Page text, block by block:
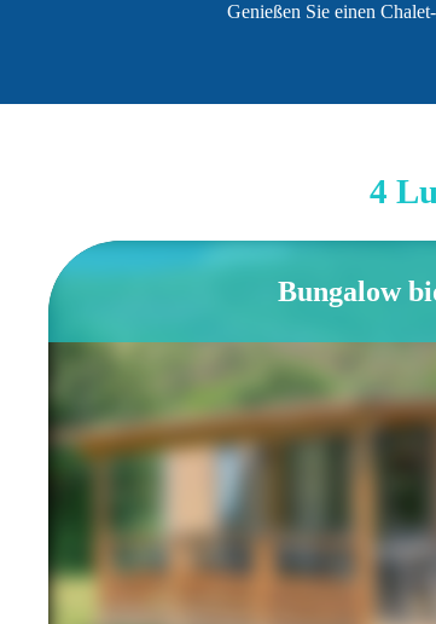
Genießen Sie einen
4
Bungalow